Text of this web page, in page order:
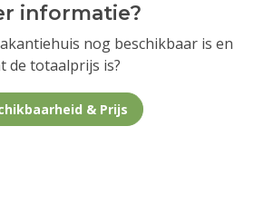
informatie?
nog beschikbaar is en
de totaalprijs is?
& Prijs